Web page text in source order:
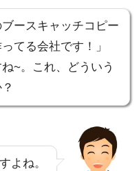
ースキャッチコピー
てる会社です！」
~。これ、どういう
よね。